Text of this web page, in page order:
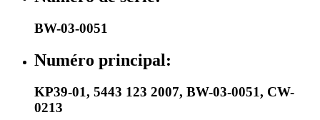
BW-03-0051
Numéro principal:
KP39-01, 5443 123 2007, BW-03-0051, CW-
0213